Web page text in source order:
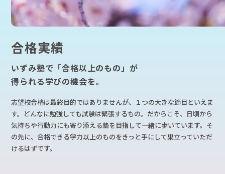
合格実績
いずみ塾で「合格以上のもの」が
得られる学びの機会を。
志望校合格は最終目的ではありませんが、１つの大きな節目といえま
す。どんなに勉強しても試験は緊張するもの。だからこそ、日頃から
気持ちや行動力にも寄り添える塾を目指して一緒に歩いています。そ
の先に、合格できる学力以上のものをきっと手にして巣立っていただ
けるはずです。